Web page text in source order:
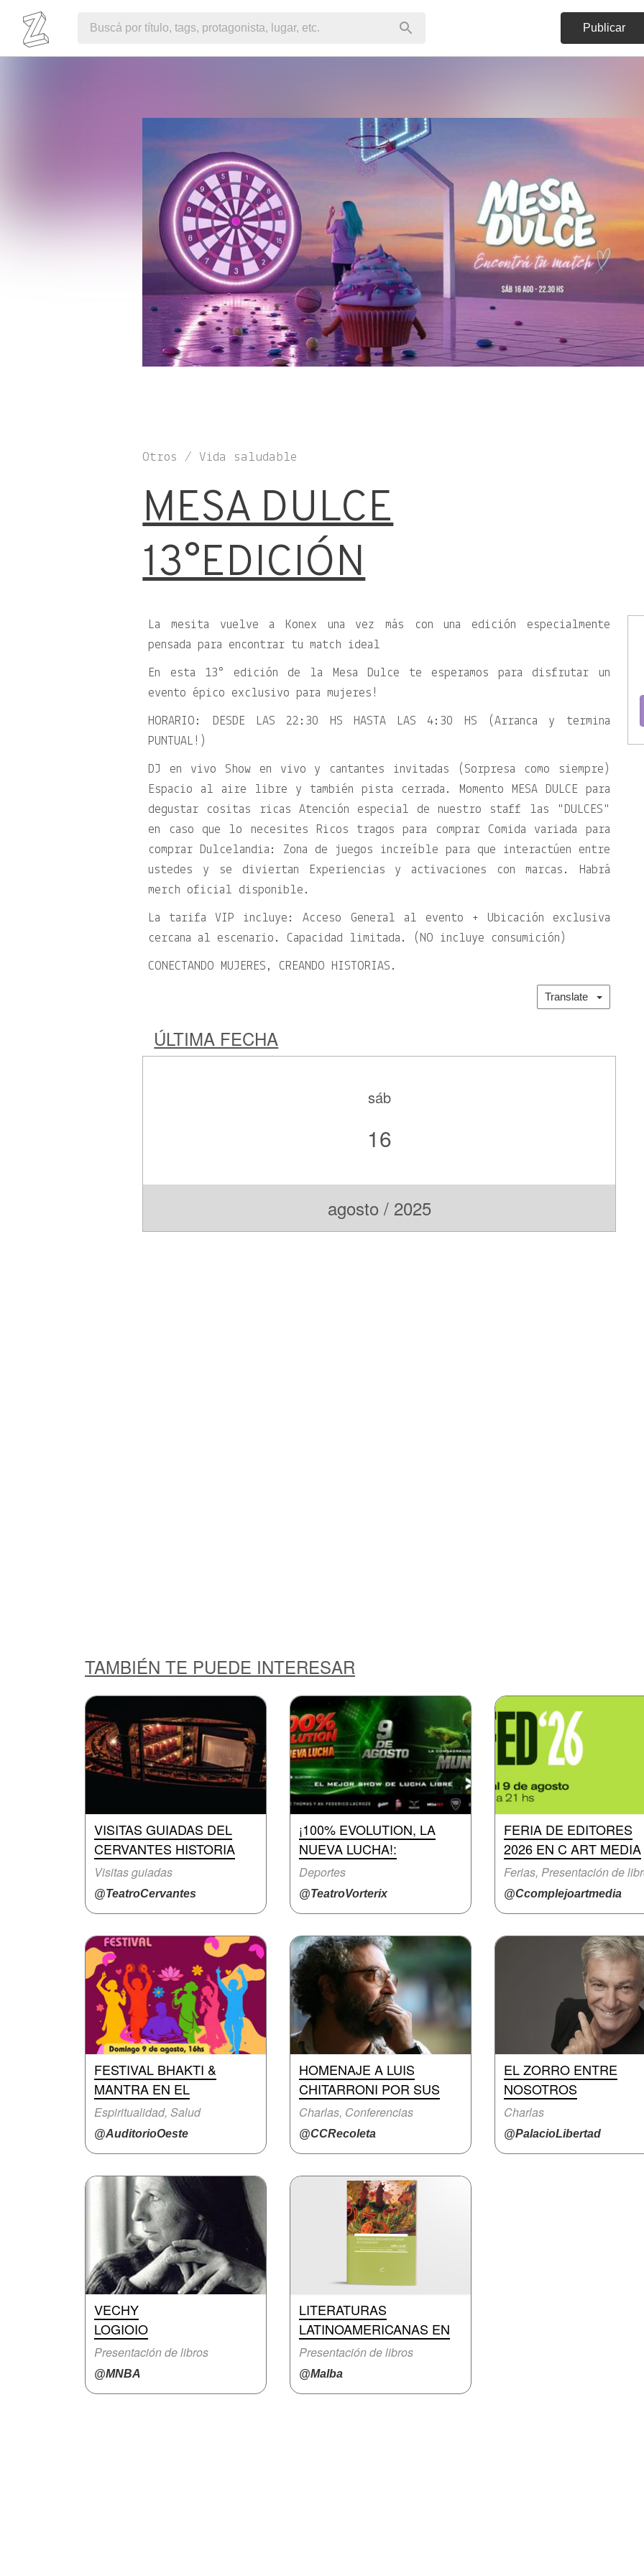
Publicar
Otros / Vida saludable
MESA DULCE
13°EDICIÓN
La mesita vuelve a Konex una vez más con una edición especialmente
pensada para encontrar tu match ideal
En esta 13° edición de la Mesa Dulce te esperamos para disfrutar un
evento épico exclusivo para mujeres!
HORARIO: DESDE LAS 22:30 HS HASTA LAS 4:30 HS (Arranca y termina
PUNTUAL!)
DJ en vivo Show en vivo y cantantes invitadas (Sorpresa como siempre)
Espacio al aire libre y también pista cerrada. Momento MESA DULCE para
degustar cositas ricas Atención especial de nuestro staff las
DULCES
en caso que lo necesites Ricos tragos para comprar Comida variada para
comprar Dulcelandia: Zona de juegos increíble para que interactúen entre
ustedes y se diviertan Experiencias y activaciones con marcas. Habrá
merch oficial disponible.
La tarifa VIP incluye: Acceso General al evento + Ubicación exclusiva
cercana al escenario. Capacidad limitada. (NO incluye consumición)
CONECTANDO MUJERES, CREANDO HISTORIAS.
Translate
ÚLTIMA FECHA
sáb
16
agosto / 2025
TAMBIÉN TE PUEDE INTERESAR
VISITAS GUIADAS DEL
CERVANTES HISTORIA
Visitas guiadas
@TeatroCervantes
¡100% EVOLUTION, LA
NUEVA LUCHA!:
Deportes
@TeatroVorterix
FERIA DE EDITORES
2026 EN C ART MEDIA
Ferias, Presentación de
@Ccomplejoartmedia
FESTIVAL BHAKTI &
MANTRA EN EL
Espiritualidad, Salud
@AuditorioOeste
HOMENAJE A LUIS
CHITARRONI POR SUS
Charlas, Conferencias
@CCRecoleta
EL ZORRO ENTRE
NOSOTROS
Charlas
@PalacioLibertad
VECHY
LOGIOIO
Presentación de libros
@MNBA
LITERATURAS
LATINOAMERICANAS EN
Presentación de libros
@Malba